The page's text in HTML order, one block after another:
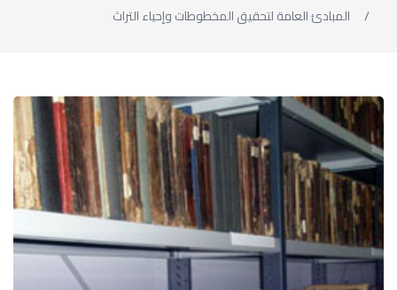
المبادئ العامة لتحقيق المخطوطات وإحياء التراث